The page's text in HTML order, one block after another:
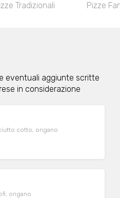
Tradizionali Pizze
eventuali aggiunte scritte
in considerazione
cotto, origano
origano